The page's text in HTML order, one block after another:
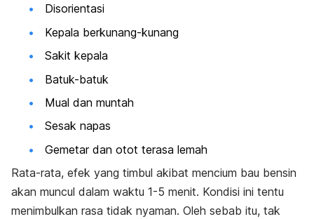
Disorientasi
Kepala berkunang-kunang
Sakit kepala
Batuk-batuk
Mual dan muntah
Sesak napas
Gemetar dan otot terasa lemah
Rata-rata, efek yang timbul akibat mencium bau bensin
akan muncul dalam waktu 1-5 menit. Kondisi ini tentu
menimbulkan rasa tidak nyaman. Oleh sebab itu, tak